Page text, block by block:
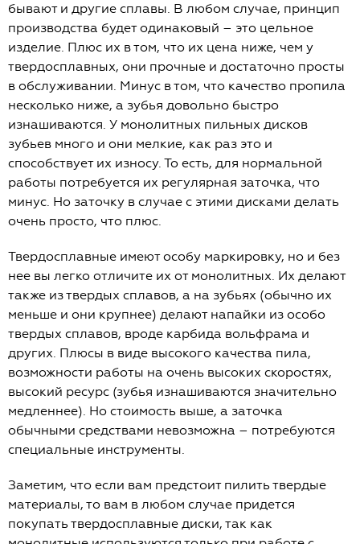
бывают и другие сплавы. В любом случае, принцип
производства будет одинаковый – это цельное
изделие. Плюс их в том, что их цена ниже, чем у
твердосплавных, они прочные и достаточно просты
в обслуживании. Минус в том, что качество пропила
несколько ниже, а зубья довольно быстро
изнашиваются. У монолитных пильных дисков
зубьев много и они мелкие, как раз это и
способствует их износу. То есть, для нормальной
работы потребуется их регулярная заточка, что
минус. Но заточку в случае с этими дисками делать
очень просто, что плюс.
Твердосплавные имеют особу маркировку, но и без
нее вы легко отличите их от монолитных. Их делают
также из твердых сплавов, а на зубьях (обычно их
меньше и они крупнее) делают напайки из особо
твердых сплавов, вроде карбида вольфрама и
других. Плюсы в виде высокого качества пила,
возможности работы на очень высоких скоростях,
высокий ресурс (зубья изнашиваются значительно
медленнее). Но стоимость выше, а заточка
обычными средствами невозможна – потребуются
специальные инструменты.
Заметим, что если вам предстоит пилить твердые
материалы, то вам в любом случае придется
покупать твердосплавные диски, так как